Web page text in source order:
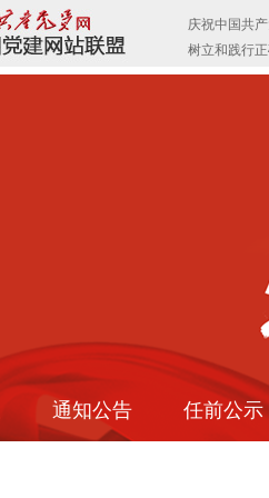
通知公告 任前公示